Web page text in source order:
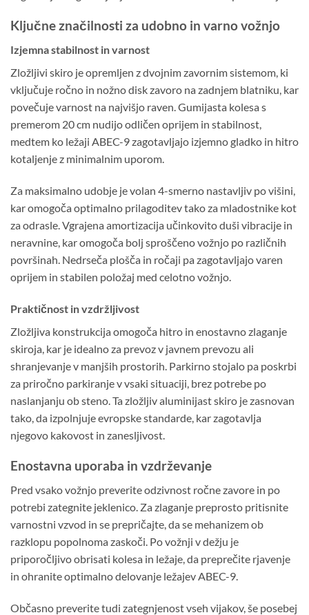
Ključne značilnosti za udobno in varno vožnjo
Izjemna stabilnost in varnost
Zložljivi skiro je opremljen z dvojnim zavornim sistemom, ki
vključuje ročno in nožno disk zavoro na zadnjem blatniku, kar
povečuje varnost na najvišjo raven. Gumijasta kolesa s
premerom 20 cm nudijo odličen oprijem in stabilnost,
medtem ko ležaji ABEC-9 zagotavljajo izjemno gladko in hitro
kotaljenje z minimalnim uporom.
Za maksimalno udobje je volan 4-smerno nastavljiv po višini,
kar omogoča optimalno prilagoditev tako za mladostnike kot
za odrasle. Vgrajena amortizacija učinkovito duši vibracije in
neravnine, kar omogoča bolj sproščeno vožnjo po različnih
površinah. Nedrseča plošča in ročaji pa zagotavljajo varen
oprijem in stabilen položaj med celotno vožnjo.
Praktičnost in vzdržljivost
Zložljiva konstrukcija omogoča hitro in enostavno zlaganje
skiroja, kar je idealno za prevoz v javnem prevozu ali
shranjevanje v manjših prostorih. Parkirno stojalo pa poskrbi
za priročno parkiranje v vsaki situaciji, brez potrebe po
naslanjanju ob steno. Ta zložljiv aluminijast skiro je zasnovan
tako, da izpolnjuje evropske standarde, kar zagotavlja
njegovo kakovost in zanesljivost.
Enostavna uporaba in vzdrževanje
Pred vsako vožnjo preverite odzivnost ročne zavore in po
potrebi zategnite jeklenico. Za zlaganje preprosto pritisnite
varnostni vzvod in se prepričajte, da se mehanizem ob
razklopu popolnoma zaskoči. Po vožnji v dežju je
priporočljivo obrisati kolesa in ležaje, da preprečite rjavenje
in ohranite optimalno delovanje ležajev ABEC-9.
Občasno preverite tudi zategnjenost vseh vijakov, še posebej